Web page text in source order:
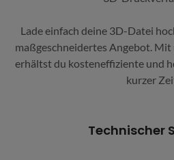
Lade einfach deine 3D-Datei
maßgeschneidertes Angebot.
erhältst du kosteneffiziente und
kurzer
Technischer